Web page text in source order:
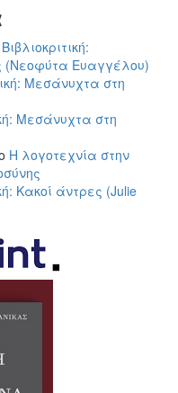
Βιβλιοκριτική:
(Νεοφύτα Ευαγγέλου)
Μεσάνυχτα στη
Μεσάνυχτα στη
Η λογοτεχνία στην
Κακοί άντρες (Julie